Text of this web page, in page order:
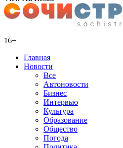
16+
Главная
Новости
Все
Автоновости
Бизнес
Интервью
Культура
Образование
Общество
Погода